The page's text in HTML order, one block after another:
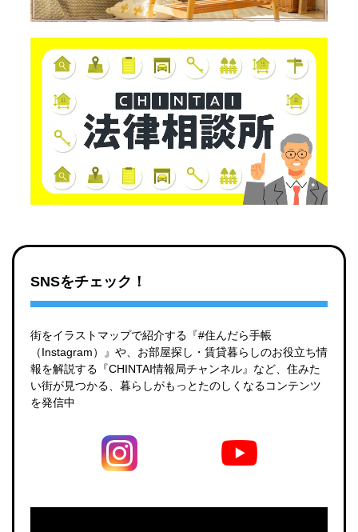
SNSをチェック！
街をイラストマップで紹介する『#住んだら手帳
（Instagram）』や、お部屋探し・賃貸暮らしのお役立ち情
報を解説する『CHINTAI情報局チャンネル』など、住みた
い街が見つかる、暮らしがもっとたのしくなるコンテンツ
を発信中